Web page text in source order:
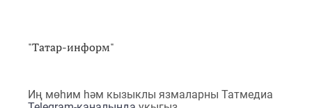
"Татар-информ"
Иң мөһим һәм кызыклы язмаларны Татмедиа